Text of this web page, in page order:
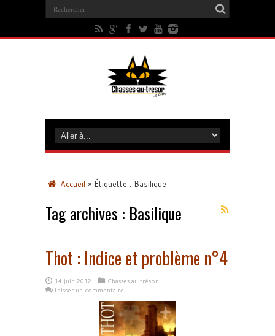
Accueil » Étiquette : Basilique
Tag archives : Basilique
Thot : Indice et problème n°4
14 juin 2012
Chasses au trésor
Laisser un commentaire